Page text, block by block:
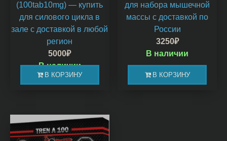
(100tab10mg) — купить
для силового цикла в
зале с доставкой в любой
регион
5000₽
В КОРЗИНУ
В наличии
для набора мышечной
массы с доставкой по
России
3250₽
В КОРЗИНУ
В наличии